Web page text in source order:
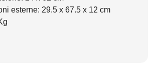
esterne: 29.5 x 67.5 x 12 cm